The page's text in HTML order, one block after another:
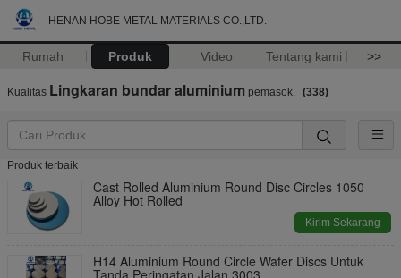
HENAN HOBE METAL MATERIALS CO.,LTD.
Rumah Produk Video Tentang kami >>
Kualitas Lingkaran bundar aluminium pemasok. (338)
Produk terbaik
Cast Rolled Aluminium Round Disc Circles 1050
Alloy Hot Rolled
Kirim Sekarang
H14 Aluminium Round Circle Wafer Discs Untuk
Tanda Peringatan Jalan 3003